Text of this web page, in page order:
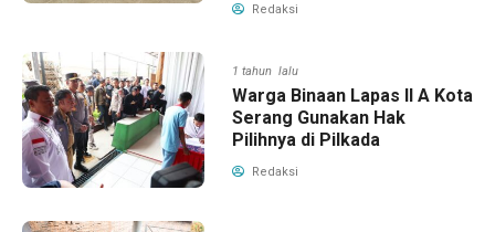
Redaksi
1 tahun lalu
Warga Binaan Lapas II A Kota
Serang Gunakan Hak
Pilihnya di Pilkada
Redaksi